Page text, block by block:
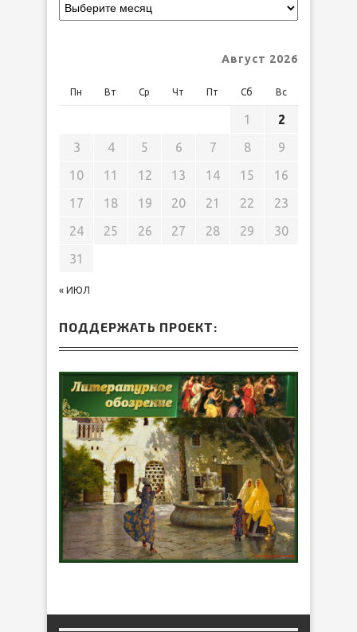
Август 2026
Пн Вт Ср Чт Пт Сб Вс
« ИЮЛ
1
2
3
4 5 6 7 8
9
10
11 12 13 14 15
16
17
18 19 20 21 22
23
24
25 26 27 28 29
30
31
ПОДДЕРЖАТЬ ПРОЕКТ: